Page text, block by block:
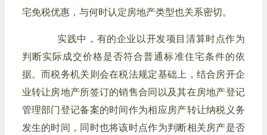
宅免税优惠，与何时认定房地产类型也关系密切。
实践中，有的企业以开发项目清算时点作为
判断实际成交价格是否符合普通标准住宅条件的依
据。而税务机关则会在税法规定基础上，结合房开企
业转让房地产所签订的销售合同以及其在房地产登记
管理部门登记备案的时间作为相应房产转让纳税义务
发生的时间，同时也将该时点作为判断相关房产是否